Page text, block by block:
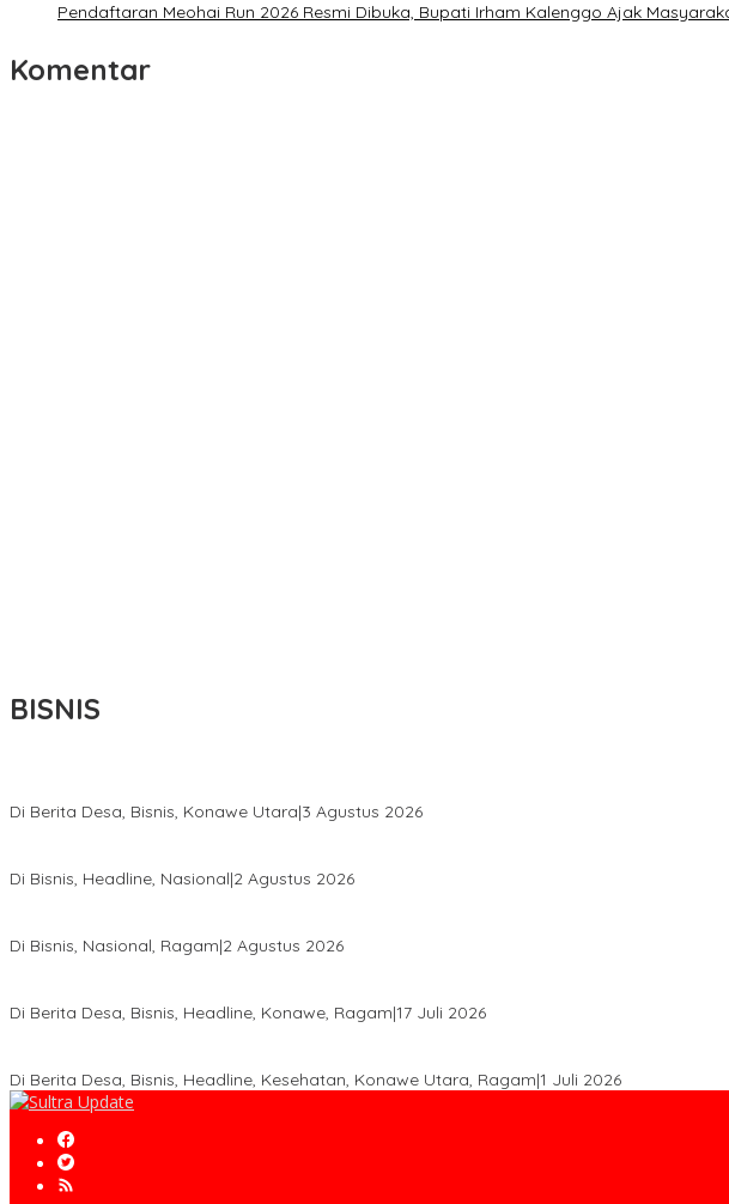
Pendaftaran Meohai Run 2026 Resmi Dibuka, Bupati Irham Kalenggo Ajak
Komentar
BISNIS
Di Berita Desa, Bisnis, Konawe Utara|3 Agustus 2026
Di Bisnis, Headline, Nasional|2 Agustus 2026
Di Bisnis, Nasional, Ragam|2 Agustus 2026
Di Berita Desa, Bisnis, Headline, Konawe, Ragam|17 Juli 2026
Di Berita Desa, Bisnis, Headline, Kesehatan, Konawe Utara, Ragam|1 Juli 2026